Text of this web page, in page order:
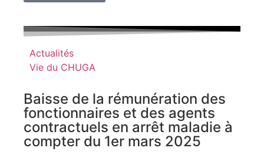
Actualités
Vie du CHUGA
Baisse de la rémunération des
fonctionnaires et des agents
contractuels en arrêt maladie à
compter du 1er mars 2025